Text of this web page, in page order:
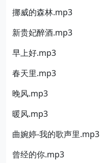
挪威的森林.mp3
新贵妃醉酒.mp3
早上好.mp3
春天里.mp3
晚风.mp3
暖风.mp3
曲婉婷-我的歌声里.mp3
曾经的你.mp3